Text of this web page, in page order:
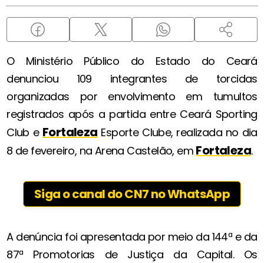
O Ministério Público do Estado do Ceará
denunciou 109 integrantes de torcidas
organizadas por envolvimento em tumultos
registrados após a partida entre Ceará Sporting
Club e Fortaleza Esporte Clube, realizada no dia
8 de fevereiro, na Arena Castelão, em Fortaleza.
Siga o canal do CN7 no WhatsApp
A denúncia foi apresentada por meio da 144ª e da
87ª Promotorias de Justiça da Capital. Os